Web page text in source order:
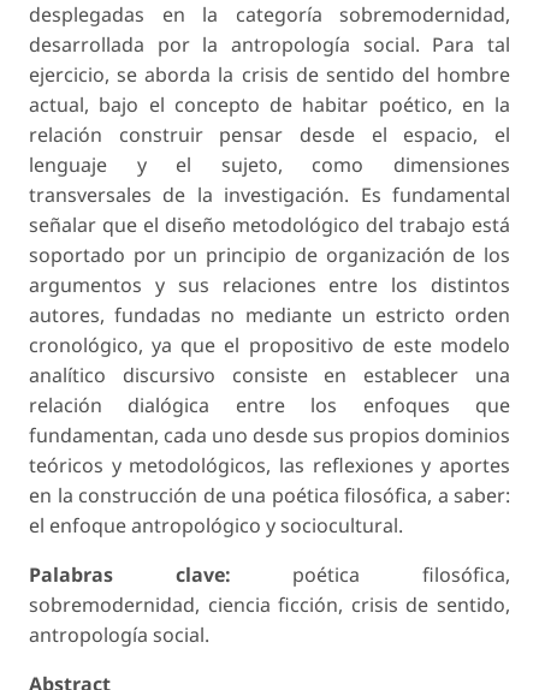
desplegadas en la categoría sobremodernidad,
desarrollada por la antropología social. Para tal
ejercicio, se aborda la crisis de sentido del hombre
actual, bajo el concepto de habitar poético, en la
relación construir pensar desde el espacio, el
lenguaje y el sujeto, como dimensiones
transversales de la investigación. Es fundamental
señalar que el diseño metodológico del trabajo está
soportado por un principio de organización de los
argumentos y sus relaciones entre los distintos
autores, fundadas no mediante un estricto orden
cronológico, ya que el propositivo de este modelo
analítico discursivo consiste en establecer una
relación dialógica entre los enfoques que
fundamentan, cada uno desde sus propios dominios
teóricos y metodológicos, las reflexiones y aportes
en la construcción de una poética filosófica, a saber:
el enfoque antropológico y sociocultural.
Palabras clave: poética filosófica,
sobremodernidad, ciencia ficción, crisis de sentido,
antropología social.
Abstract